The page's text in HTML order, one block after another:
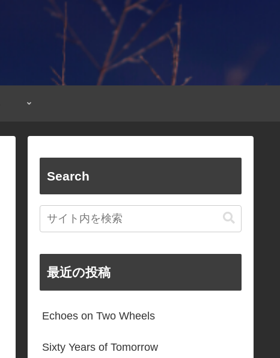
Search
最近の投稿
Echoes on Two Wheels
Sixty Years of Tomorrow